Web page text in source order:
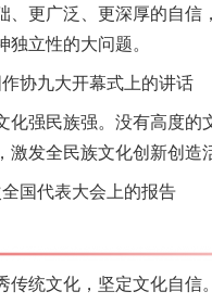
更广泛、更深厚的自
立性的大问题。
九大开幕式上的讲话
民族强。没有高度的
发全民族文化创新创造
国代表大会上的报告
统文化，坚定文化自信